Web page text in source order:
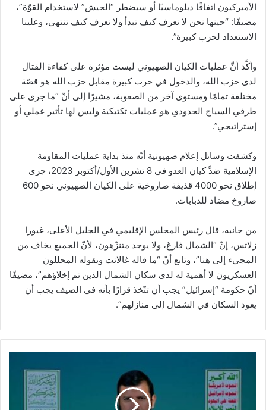
الأميركيون اتفاقًا دبلوماسيًا أو سيضطر “الجيش” لاستخدام القوّة”،
مضيفًا: “حينها نحن لا نعرف كيف تبدأ ولا نعرف كيف تنتهي، وعلينا
الاستعداد لحرب كبيرة”.
وأكَّد أنَّ عمليات الكيان الصهيوني ليست مؤثرة على كفاءة القتال
لدى حزب الله، والدخول في حرب كبيرة مقابل حزب الله هو قصّة
مختلفة تمامًا ومستوى آخر من الصعوبة، مشيرًا إلى أنّ “ما جرى على
طرفي السياج الحدودي هو عمليات تكتيكية وليس لها تأثير عملي أو
إستراتيجي”.
وكشفت وسائل إعلام صهيونية أنّه منذ بداية عمليات المقاومة
الإسلامية ضدَّ كيان العدو في 8 تشرين الأول/أكتوبر 2023، جرى
إطلاق نحو 4000 قذيفة صاروخية على الكيان الصهيوني نحو 600
صاروخ مضاد للدبابات.
من جانبه، قال رئيس المجلس الإقليمي في الجليل الأعلى، غيورا
زلاتس، إنّ “الشمال فارغ، ولا يوجد متنزّهون، لأنّ الجميع يخاف من
المجيء إلى هنا”، وتابع أنّ “ما قاله غالانت ويقوله المحللون
العسكريون لا أهمية له لدى سكان الشمال الذين تم إخلاؤهم”، مضيفًا
أنّ حكومة “إسرائيل” يجب أن تتّخذ قرارًا بأنه في الصيف يجب أن
يعود السكان في الشمال إلى منازلهم”.